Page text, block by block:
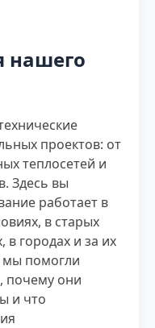
нашего
проектов: от
теплосетей и
Здесь вы
работает в
в старых
в городах и за их
мы помогли
почему они
и что